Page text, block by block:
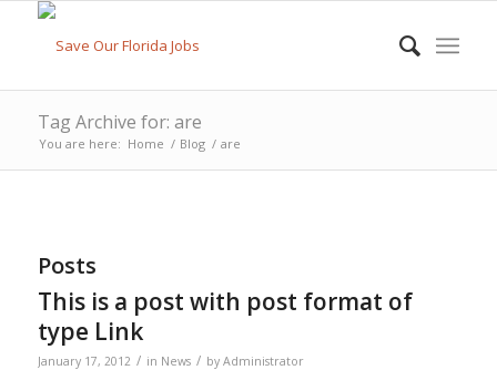
Tag Archive for: are
You are here: Home / Blog / are
Posts
This is a post with post format of
type Link
January 17, 2012 / in News / by Administrator